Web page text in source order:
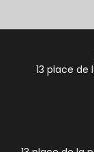
13 place